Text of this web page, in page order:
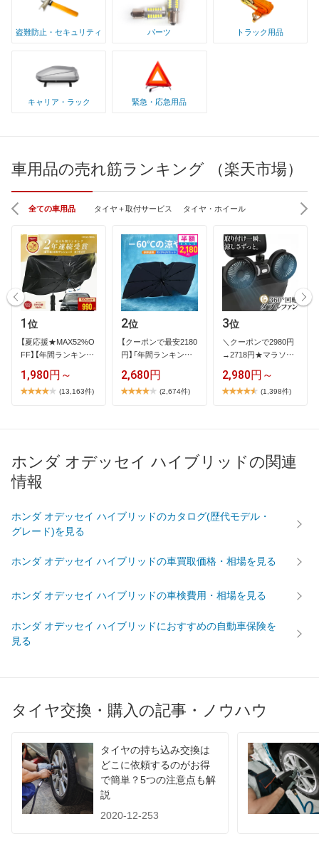
盗難防止・セキュリティ パーツ トラック用品
キャリア・ラック 緊急・応急用品
車用品の売れ筋ランキング （楽天市場）
全ての車用品 タイヤ＋取付サービス タイヤ・ホイール
1 位
【​夏​応​援​★​M​A​X​5​2​%​O​
F​F​】​【​年​間​ラ​ン​キ​ン​グ​
1,980円～
(13,163件)
2位
【​ク​ー​ポ​ン​で​最​安​2​1​8​0​
円​】​「​年​間​ラ​ン​キ​ン​…
2,680円
(2,674件)
3位
＼​ク​ー​ポ​ン​で​2​9​8​0​円​
→​2​7​1​8​円​★​マ​ラ​ソ​ン​
2,980円～
(1,398件)
ホンダ オデッセイ ハイブリッドの関連
情報
ホンダ オデッセイ ハイブリッドのカタログ(歴代モデル・
グレード)を見る
ホンダ オデッセイ ハイブリッドの車買取価格・相場を見る
ホンダ オデッセイ ハイブリッドの車検費用・相場を見る
ホンダ オデッセイ ハイブリッドにおすすめの自動車保険を
見る
タイヤ交換・購入の記事・ノウハウ
タイヤの持ち込み交換は
どこに依頼するのがお得
で簡単？5つの注意点も解
説
2020-12-253